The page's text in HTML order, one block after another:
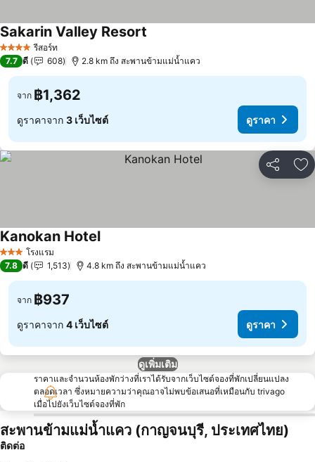
4 ดาว รีสอร์ท
Sakarin Valley Resort
7.7 ดี 608 2.8 km ถึง สะพานข้ามแม่น้ำแคว
จาก ฿1,362
ดูราคาจาก 3 เว็บไซต์ ดูราคา
แชร์ เ
3 ดาว โรงแรม
Kanokan Hotel
7.8 ดี 1,513 4.8 km ถึง สะพานข้ามแม่น้ำแคว
จาก ฿937
ดูราคาจาก 4 เว็บไซต์ ดูราคา
ดูเพิ่มเติม
ราคาและจำนวนห้องพักว่างที่เราได้รับจากเว็บไซต์จองที่พักเปลี่ยนแปลง
ตลอดเวลา ซึ่งหมายความว่าคุณอาจไม่พบข้อเสนอที่เหมือนกับ trivago
เมื่อไปยังเว็บไซต์จองที่พัก
สะพานข้ามแม่น้ำแคว (กาญจนบุรี, ประเทศไทย)
ติดต่อ